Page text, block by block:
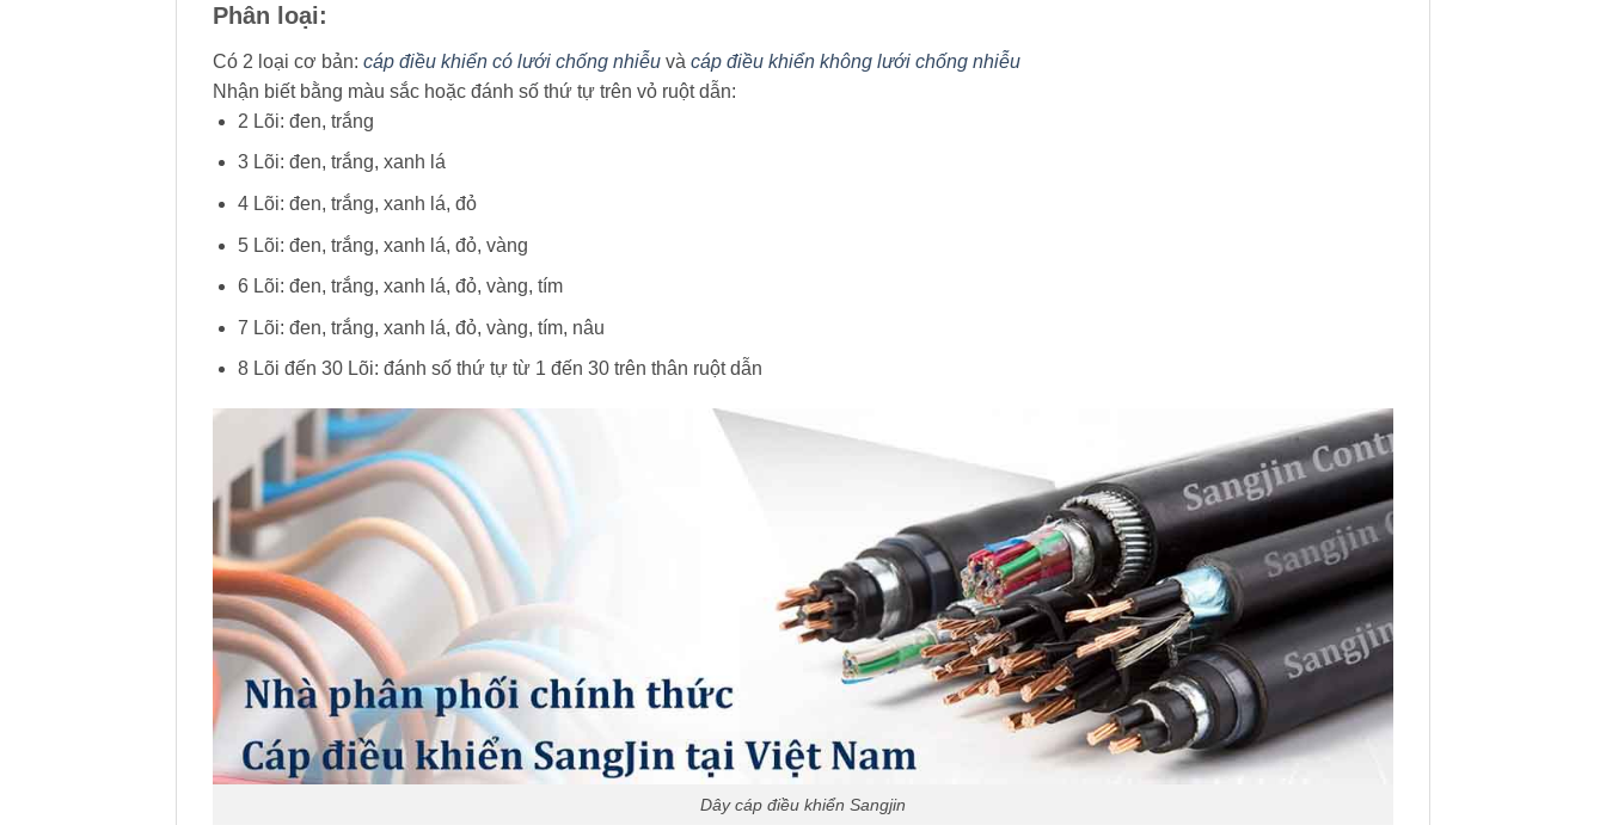
Phân loại:
Có 2 loại cơ bản: cáp điều khiển có lưới chống nhiễu và cáp điều khiển không lưới chống nhiễu
Nhận biết bằng màu sắc hoặc đánh số thứ tự trên vỏ ruột dẫn:
2 Lõi: đen, trắng
3 Lõi: đen, trắng, xanh lá
4 Lõi: đen, trắng, xanh lá, đỏ
5 Lõi: đen, trắng, xanh lá, đỏ, vàng
6 Lõi: đen, trắng, xanh lá, đỏ, vàng, tím
7 Lõi: đen, trắng, xanh lá, đỏ, vàng, tím, nâu
8 Lõi đến 30 Lõi: đánh số thứ tự từ 1 đến 30 trên thân ruột dẫn
Dây cáp điều khiển Sangjin